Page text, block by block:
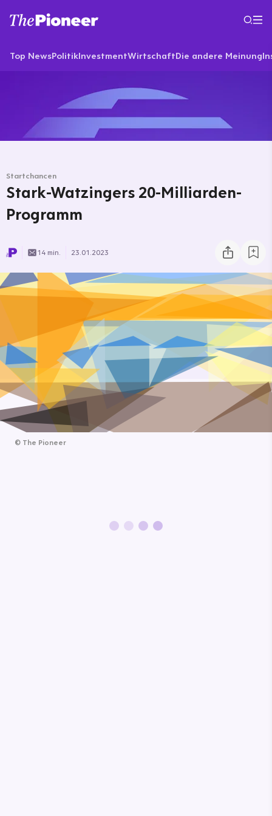
Top NewsPolitikInvestmentWirtschaftDie andere Meinung
Startchancen
Stark-Watzingers 20-Milliarden-
Programm
14 min. 23.01.2023
© The Pioneer